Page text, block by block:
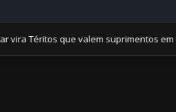
que valem suprimentos em